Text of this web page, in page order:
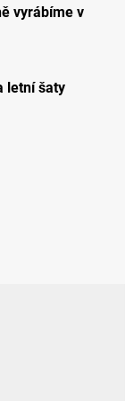
vyrábíme v
letní šaty